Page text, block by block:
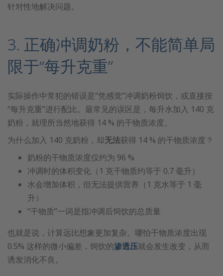
针对性地解决问题。
3. 正确冲调奶粉，不能简单局
限于“每升克重”
实际操作中常犯的错误是“凭感觉”冲调奶粉饲饮，或直接按
“每升克重”进行配比。最常见的误区是，每升水加入 140 克
奶粉，就理所当然地获得 14 % 的干物质浓度。
为什么加入 140 克奶粉，却无法获得 14 % 的干物质浓度？
奶粉的干物质浓度仅约为 96 %
冲调时的体积变化（1 克干物质约等于 0.7 毫升）
水会增加体积，但无法提供营养（1 克水等于 1 毫
升）
“干物质”一词是指冲调后饲饮的总质量
也就是说，计算远比想象更加复杂。哪怕干物质浓度出现
0.5% 这样的微小偏差，饲饮的渗透压就会发生改变，从而
诱发消化不良。